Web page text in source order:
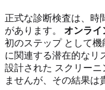
正式な診断検査は、時
があります。 オンライ
初のステップ として
に関連する潜在的なリ
設計された スクリーニ
ませんが、その結果は